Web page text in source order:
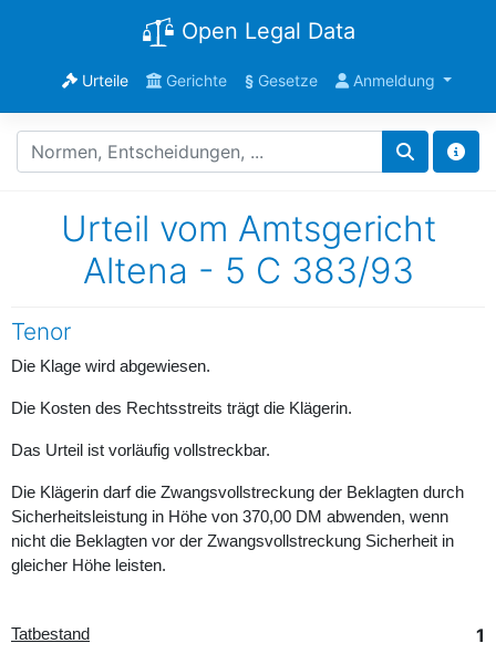
Open Legal Data
Urteile Gerichte §Gesetze Anmeldung
Urteil vom Amtsgericht
Altena - 5 C 383/93
Tenor
Die Klage wird abgewiesen.
Die Kosten des Rechtsstreits trägt die Klägerin.
Das Urteil ist vorläufig vollstreckbar.
Die Klägerin darf die Zwangsvollstreckung der Beklagten durch
Sicherheitsleistung in Höhe von 370,00 DM abwenden, wenn
nicht die Beklagten vor der Zwangsvollstreckung Sicherheit in
gleicher Höhe leisten.
1
Tatbestand